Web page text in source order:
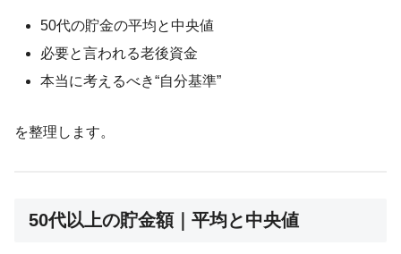
50代の貯金の平均と中央値
必要と言われる老後資金
本当に考えるべき“自分基準”
を整理します。
50代以上の貯金額｜平均と中央値